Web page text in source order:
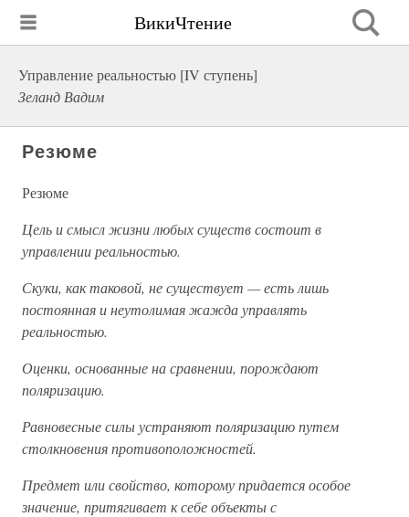
ВикиЧтение
Управление реальностью [IV ступень]
Зеланд Вадим
Резюме
Резюме
Цель и смысл жизни любых существ состоит в
управлении реальностью.
Скуки, как таковой, не существует — есть лишь
постоянная и неутолимая жажда управлять
реальностью.
Оценки, основанные на сравнении, порождают
поляризацию.
Равновесные силы устраняют поляризацию путем
столкновения противоположностей.
Предмет или свойство, которому придается особое
значение, притягивает к себе объекты с